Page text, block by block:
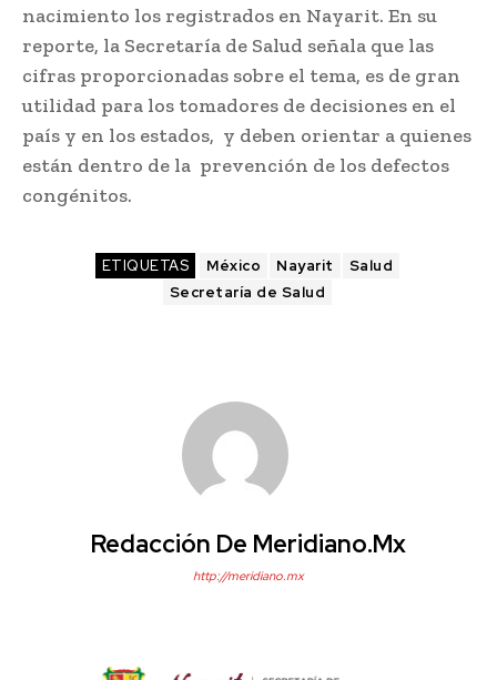
nacimiento los registrados en Nayarit. En su
reporte, la Secretaría de Salud señala que las
cifras proporcionadas sobre el tema, es de gran
utilidad para los tomadores de decisiones en el
país y en los estados, y deben orientar a quienes
están dentro de la prevención de los defectos
congénitos.
ETIQUETAS México Nayarit
Salud
Secretaría de Salud
Redacción De Meridiano.mx
http://meridiano.mx